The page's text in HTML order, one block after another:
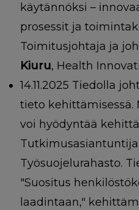
käytännöksi –
prosessit ja
Toimitusjohtaja ja
Kiuru, Health
14.11.2025 Tiedolla
tieto
voi hyödyntää
Tutkimusasiantuntija
Työsuojelurahasto.
"Suositus
laadintaan,"